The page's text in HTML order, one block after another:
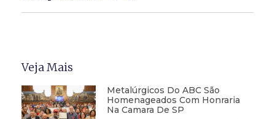
Veja Mais
Metalúrgicos Do ABC São
Homenageados Com Honraria
Na Camara De SP